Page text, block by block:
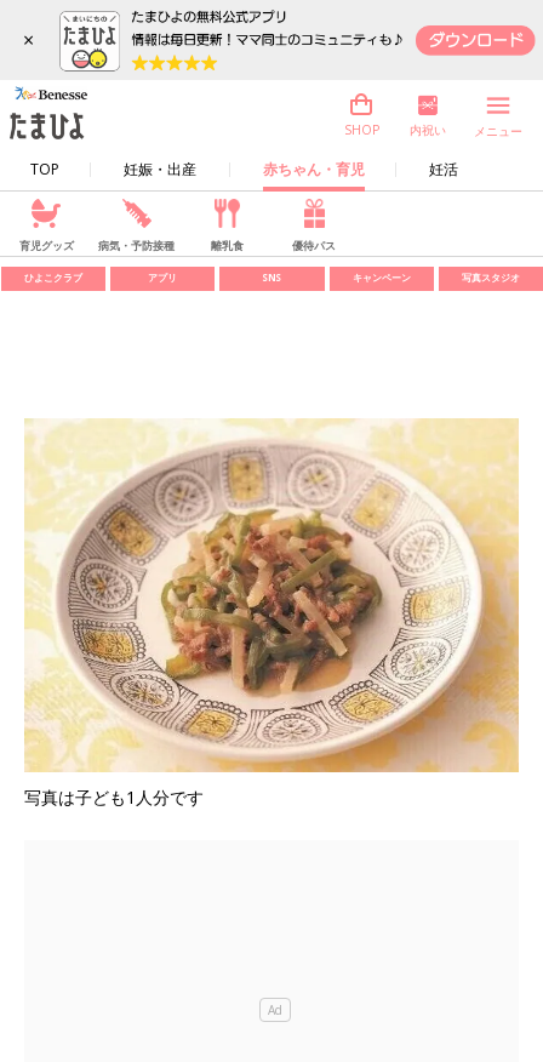
×
TOP 妊娠・出産 赤ちゃん・育児 妊活
SHOP 内祝い メニュー
育児グッズ 病気・予防接種 離乳食 優待パス
ひよこクラブ アプリ SNS キャンペーン 写真スタジオ
写真は子ども1人分です